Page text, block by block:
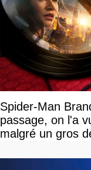
Spider-Man
passage, on l'a
malgré un gros